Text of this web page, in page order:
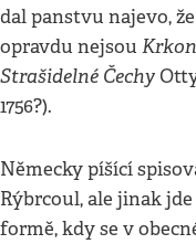
dal panstvu najevo,
opravdu nejsou
Strašidelné Čechy
1756?).
Německy píšící
Rýbrcoul, ale jinak
formě, kdy se v